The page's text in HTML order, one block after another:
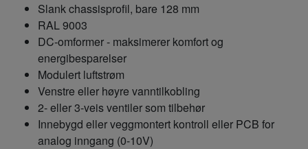
Slank chassisprofil, bare 128 mm
RAL 9003
DC-omformer - maksimerer komfort og
energibesparelser
Modulert luftstrøm
Venstre eller høyre vanntilkobling
2- eller 3-veis ventiler som tilbehør
Innebygd eller veggmontert kontroll eller PCB for
analog inngang (0-10V)